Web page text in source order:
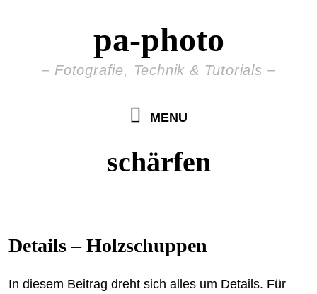
pa-photo
Fotografie, Technik & Tutorials
MENU
schärfen
Details – Holzschuppen
In diesem Beitrag dreht sich alles um Details. Für